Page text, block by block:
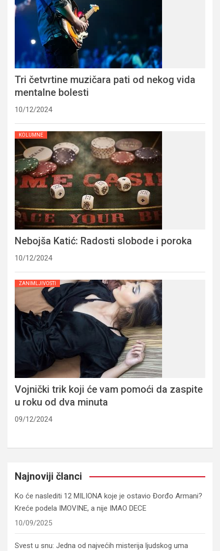
Tri četvrtine muzičara pati od nekog vida
mentalne bolesti
10/12/2024
KOLUMNE
Nebojša Katić: Radosti slobode i poroka
10/12/2024
ZANIMLJIVOSTI
Vojnički trik koji će vam pomoći da zaspite
u roku od dva minuta
09/12/2024
Najnoviji članci
Ko će naslediti 12 MILIONA koje je ostavio Đorđo Armani?
Kreće podela IMOVINE, a nije IMAO DECE
10/09/2025
Svest u snu: Jedna od najvećih misterija ljudskog uma